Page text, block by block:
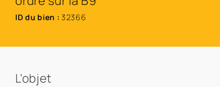
ID du bien : 32366
L'objet